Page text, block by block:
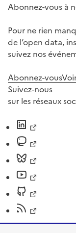
Abonnez-vous à
Pour ne rien
de l’open data,
suivez nos
Abonnez-vous
Suivez-nous
sur les réseaux